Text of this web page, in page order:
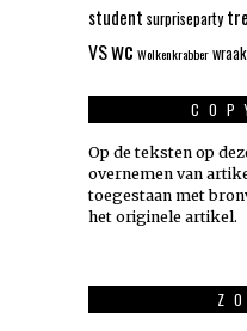
student surpriseparty
VSwc Wolkenkrabberwraak
Op de teksten op
overnemen van
toegestaan met
het originele artikel.